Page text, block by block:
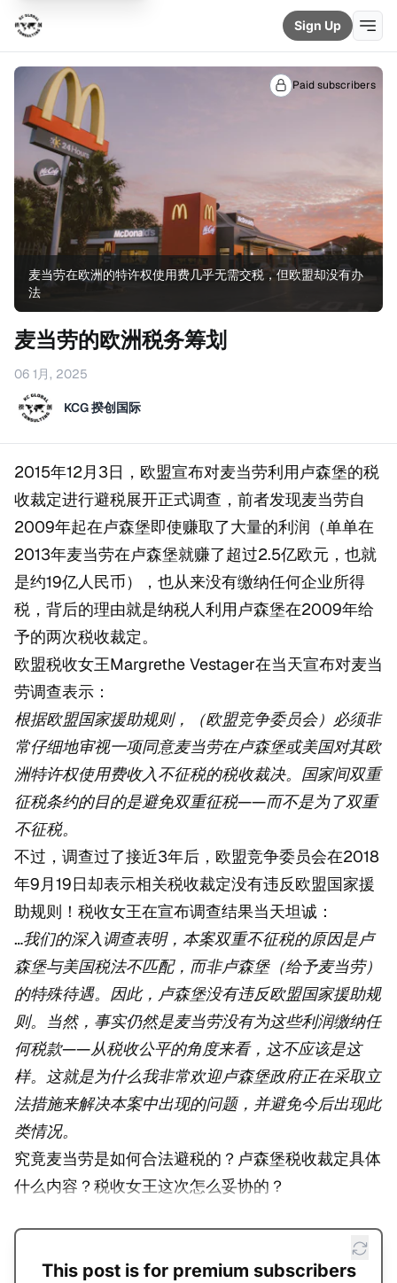
Sign Up
麦当劳在欧洲的特许权使用费几乎无需交税，但欧盟却没有办
法
Paid subscribers
麦当劳的欧洲税务筹划
06 1月, 2025
KCG 揆创国际
2015年12月3日，欧盟宣布对麦当劳利用卢森堡的税
收裁定进行避税展开正式调查，前者发现麦当劳自
2009年起在卢森堡即使赚取了大量的利润（单单在
2013年麦当劳在卢森堡就赚了超过2.5亿欧元，也就
是约19亿人民币），也从来没有缴纳任何企业所得
税，背后的理由就是纳税人利用卢森堡在2009年给
予的两次税收裁定。
欧盟税收女王Margrethe Vestager在当天宣布对麦当
劳调查表示：
根据欧盟国家援助规则，（欧盟竞争委员会）必须非
常仔细地审视一项同意麦当劳在卢森堡或美国对其欧
洲特许权使用费收入不征税的税收裁决。国家间双重
征税条约的目的是避免双重征税——而不是为了双重
不征税。
不过，调查过了接近3年后，欧盟竞争委员会在2018
年9月19日却表示相关税收裁定没有违反欧盟国家援
助规则！税收女王在宣布调查结果当天坦诚：
…我们的深入调查表明，本案双重不征税的原因是卢
森堡与美国税法不匹配，而非卢森堡（给予麦当劳）
的特殊待遇。因此，卢森堡没有违反欧盟国家援助规
则。当然，事实仍然是麦当劳没有为这些利润缴纳任
何税款——从税收公平的角度来看，这不应该是这
样。这就是为什么我非常欢迎卢森堡政府正在采取立
法措施来解决本案中出现的问题，并避免今后出现此
类情况。
究竟麦当劳是如何合法避税的？卢森堡税收裁定具体
什么内容？税收女王这次怎么妥协的？
This post is for premium subscribers